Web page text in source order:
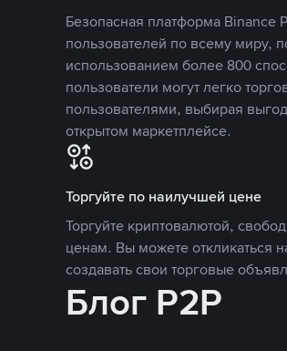
Безопасная платформа Binance
пользователей по всему миру,
использованием более 800
пользователи могут легко
пользователями, выбирая
открытом маркетплейсе.
Торгуйте по наилучшей цене
Торгуйте криптовалютой,
ценам. Вы можете откликаться
создавать свои торговые
Блог P2P